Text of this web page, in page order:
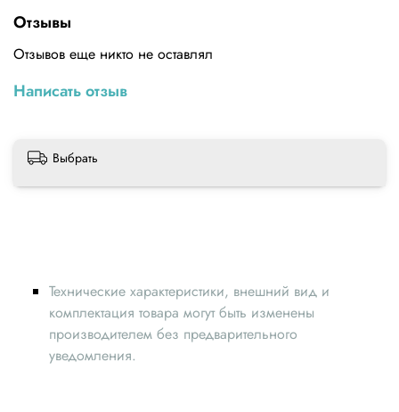
Упаковка - пластиковый флакон
Консистенция - прозрачная жидкость
Отзывы
Отзывов еще никто не оставлял
Написать отзыв
Выбрать
Технические характеристики, внешний вид и
комплектация товара могут быть изменены
производителем без предварительного
уведомления.